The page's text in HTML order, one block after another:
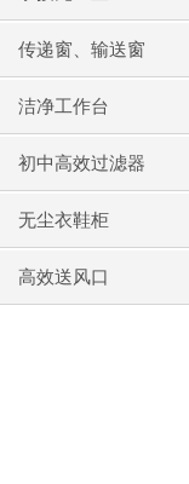
传递窗、输送窗
洁净工作台
初中高效过滤器
无尘衣鞋柜
高效送风口